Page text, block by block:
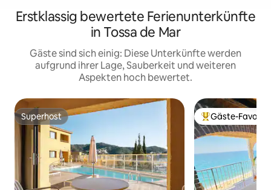
Erstklassig bewertete Ferienunterkünfte
in Tossa de Mar
Gäste sind sich einig: Diese Unterkünfte werden
aufgrund ihrer Lage, Sauberkeit und weiteren
Aspekten hoch bewertet.
Superhost
Superhost Beliebter Gäste-
Gäste-Favorit